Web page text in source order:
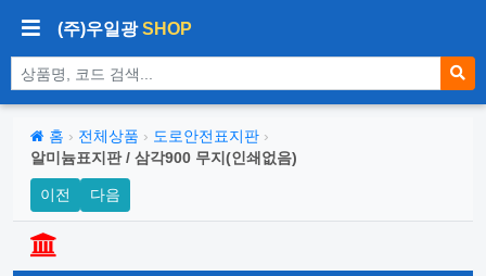
(주)우일광SHOP
상품 검색
홈 › 전체상품 › 도로안전표지판 ›
알미늄표지판 / 삼각900 무지(인쇄없음)
이전 다음